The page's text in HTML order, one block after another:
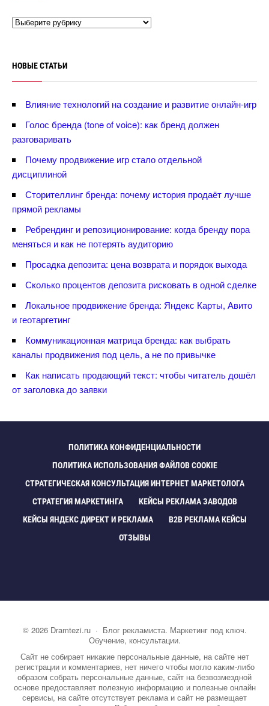
НОВЫЕ СТАТЬИ
лияние технологий на создание и развитие онлайн-игр
Голос бренда (tone of voice): как бренд должен
разговаривать
Почему продвижение игр стало отдельной
дисциплиной
Сторителлинг бренда: почему история продаёт лучше
прямой рекламы
Ребрендинг и репозиционирование: когда бренду пора
меняться и как не потерять аудиторию
Просадка депозита: цена возврата и порядок выхода
Сколько процентов депозита рисковать в одной сделке
Локальное продвижение бренда: Яндекс Карты, Авито
и геотаргетин
Коммуникационная матрица бренда: как выбрать
каналы продвижения под цель, а не по привычке
Как написать продающий текст: чтобы читатель дошёл
от заголовка до заявки
ПОЛИТИКА КОНФИДЕНЦИАЛЬНОСТИ
ПОЛИТИКА ИСПОЛЬЗОВАНИЯ ФАЙЛОВ COOKIE
СТРАТЕГИЧЕСКАЯ КОНСУЛЬТАЦИЯ ИНТЕРНЕТ МАРКЕТОЛОГА
СТРАТЕГИЯ МАРКЕТИНГА
КЕЙСЫ РЕКЛАМА ЗАВОДО
КЕЙСЫ ЯНДЕКС ДИРЕКТ И РЕКЛАМА
B2B РЕКЛАМА КЕЙСЫ
ОТЗЫВЫ
© 2026 Dramtezi.ru· Блог рекламиста. Маркетинг под ключ.
Обучение, консультации.
Сайт не собирает никакие персональные данные, на сайте нет
регистрации и комментариев, нет ничего чтобы могло каким-либо
образом собрать персональные данные, сайт на безвозмездной
основе предоставляет полезную информацию и полезные онлайн
сервисы, на сайте отсутствует реклама и сайт не размещает